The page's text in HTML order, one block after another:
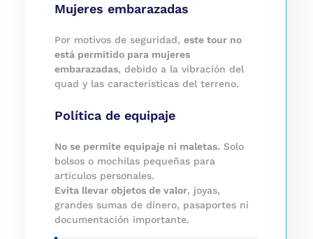
Mujeres embarazadas
Por motivos de seguridad, este tour no
está permitido para mujeres
embarazadas, debido a la vibración del
quad y las características del terreno.
Política de equipaje
No se permite equipaje ni maletas. Solo
bolsos o mochilas pequeñas para
artículos personales.
Evita llevar objetos de valor, joyas,
grandes sumas de dinero, pasaportes ni
documentación importante.